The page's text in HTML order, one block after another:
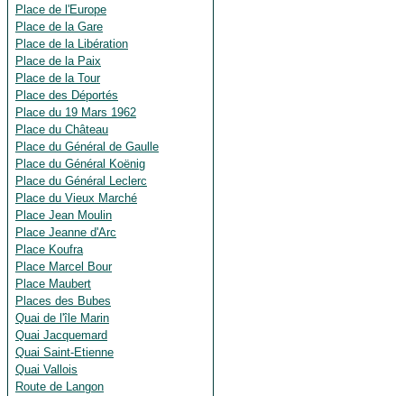
Place de l'Europe
Place de la Gare
Place de la Libération
Place de la Paix
Place de la Tour
Place des Déportés
Place du 19 Mars 1962
Place du Château
Place du Général de Gaulle
Place du Général Koënig
Place du Général Leclerc
Place du Vieux Marché
Place Jean Moulin
Place Jeanne d'Arc
Place Koufra
Place Marcel Bour
Place Maubert
Places des Bubes
Quai de l'île Marin
Quai Jacquemard
Quai Saint-Etienne
Quai Vallois
Route de Langon